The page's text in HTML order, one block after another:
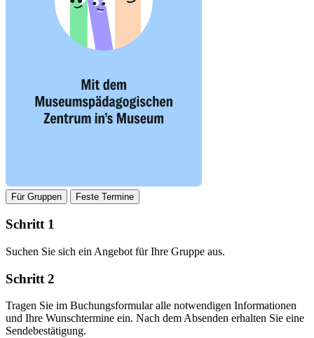
Für Gruppen Feste Termine
Schritt 1
Suchen Sie sich ein Angebot für Ihre Gruppe aus.
Schritt 2
Tragen Sie im Buchungsformular alle notwendigen Informationen
und Ihre Wunschtermine ein. Nach dem Absenden erhalten Sie eine
Sendebestätigung.